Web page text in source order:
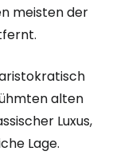
meisten der
alten
Luxus,
Lage.